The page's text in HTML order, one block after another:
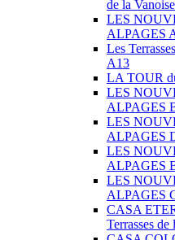
de la
LES
ALPAGES
Les
A13
LA TOUR
LES
ALPAGES
LES
ALPAGES
LES
ALPAGES
LES
ALPAGES
CASA
Terrasses